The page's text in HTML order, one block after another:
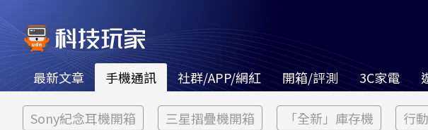
最新文章 手機通訊 社群/APP/網紅 開箱/評測 3C家電
Sony紀念耳機開箱 三星摺疊機開箱 「全新」庫存機 行